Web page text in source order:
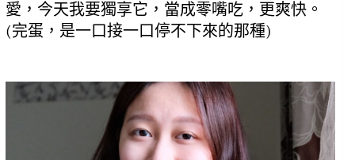
愛，今天我要獨享它，當成零嘴吃，更爽快。
(完蛋，是一口接一口停不下來的那種)